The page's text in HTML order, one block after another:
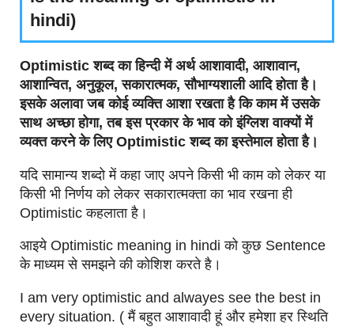
hindi)
Optimistic शब्द का हिन्दी में अर्थ आशावादी, आशावान,
आशान्वित, अनुकूल, सकारात्मक, सौभाग्यशाली आदि होता है।
इसके अलावा जब कोई व्यक्ति आशा रखता है कि काम में उसके
साथ अच्छा होगा, तब इस प्रकार के भाव को इंग्लिश वाक्यों में
व्यक्त करने के लिए Optimistic शब्द का इस्तेमाल होता है।
यदि सामान्य शब्दो में कहा जाए अपने किसी भी काम को लेकर या
किसी भी निर्णय को लेकर सकारात्मक्ता का भाव रखना ही
Optimistic कहलाता है।
आइये Optimistic meaning in hindi को कुछ Sentence
के माध्यम से समझने की कोशिश करते है।
I am very optimistic and alwayes see the best in
every situation. ( मैं बहुत आशावादी हूं और हमेशा हर स्थिति